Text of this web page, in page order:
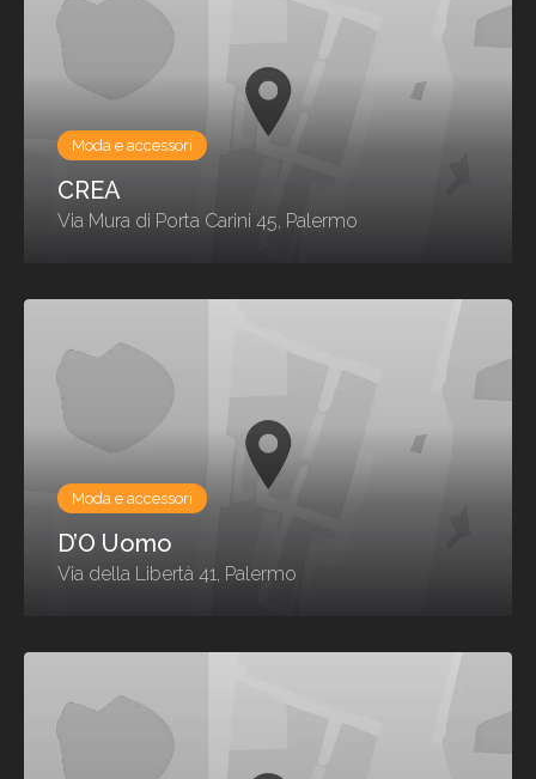
Moda e accessori
CREA
Via Mura di Porta Carini 45, Palermo
Moda e accessori
D’O Uomo
Via della Libertà 41, Palermo